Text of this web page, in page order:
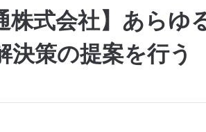
株式会社】あらゆ
決策の提案を行う